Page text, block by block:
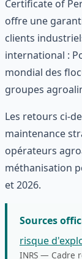
Certificate of
offre une
clients
international :
mondial des
groupes
Les retours ci-
maintenance
opérateurs
méthanisation
et 2026.
Sources
risque
INRS — Cadre